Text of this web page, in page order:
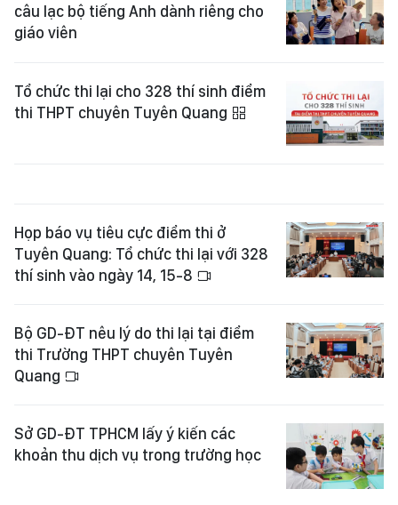
câu lạc bộ tiếng Anh dành riêng cho
giáo viên
Tổ chức thi lại cho 328 thí sinh điểm
thi THPT chuyên Tuyên Quang
Họp báo vụ tiêu cực điểm thi ở
Tuyên Quang: Tổ chức thi lại với 328
thí sinh vào ngày 14, 15-8
Bộ GD-ĐT nêu lý do thi lại tại điểm
thi Trường THPT chuyên Tuyên
Quang
Sở GD-ĐT TPHCM lấy ý kiến các
khoản thu dịch vụ trong trường học